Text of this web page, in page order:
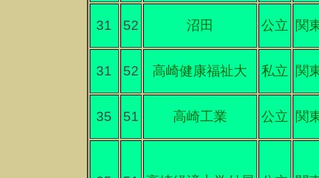
31 52 沼田 公立 関
31 52 高崎健康福祉大 私立 関
35 51 高崎工業 公立 関